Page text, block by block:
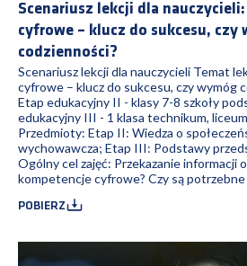
Scenariusz lekcji dla
cyfrowe – klucz do sukcesu, czy
codzienności?
Scenariusz lekcji dla nauczycieli Temat
cyfrowe – klucz do sukcesu, czy wymóg
Etap edukacyjny II - klasy 7-8 szkoły
edukacyjny III - 1 klasa technikum, liceum
Przedmioty: Etap II: Wiedza o
wychowawcza; Etap III: Podstawy
Ogólny cel zajęć: Przekazanie informacji
kompetencje cyfrowe? Czy są potrzebne
POBIERZ